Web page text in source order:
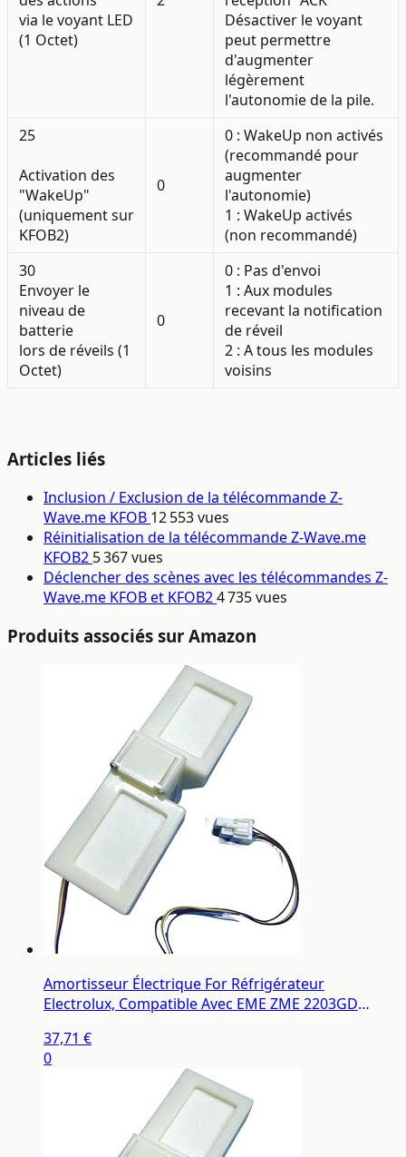
via le voyant LED
(1 Octet)
Désactiver le voyant
peut permettre
d'augmenter
légèrement
l'autonomie de la pile.
25
Activation des
"WakeUp"
(uniquement sur
KFOB2)
0
0 : WakeUp non activés
(recommandé pour
augmenter
l'autonomie)
1 : WakeUp activés
(non recommandé)
30
Envoyer le
niveau de
batterie
lors de réveils (1
Octet)
0
0 : Pas d'envoi
1 : Aux modules
recevant la notification
de réveil
2 : A tous les modules
voisins
Articles liés
Inclusion / Exclusion de la télécommande Z-
Wave.me KFOB 12 553 vues
Réinitialisation de la télécommande Z-Wave.me
KFOB2 5 367 vues
Déclencher des scènes avec les télécommandes Z-
Wave.me KFOB et KFOB24 735 vues
Produits associés sur Amazon
Amortisseur Électrique For Réfrigérateur
Electrolux, Compatible Avec EME ZME 2203GD
37,71 €
0